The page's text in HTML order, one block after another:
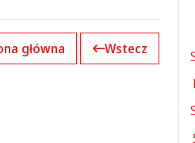
główna Wstecz